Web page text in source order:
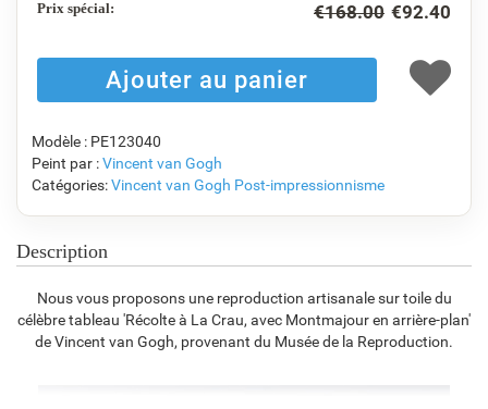
F1823-204
€92.76
F8645-298
€154.59
F6537-236
€82.01
F7034-298
€
F8645-296
€106.62
F4613-236
€ 82.81
F5130-204
€119.38
F6035-220
€107.46
Prix ​​spécial: €168.00 €92.40
Modèle : PE123040
Peint par :Vincent van Gogh
Catégories:Vincent van Gogh Post-impressionnisme
Description
Nous vous proposons une reproduction artisanale sur toile du
célèbre tableau 'Récolte à La Crau, avec Montmajour en arrière-plan'
de Vincent van Gogh, provenant du Musée de la Reproduction.